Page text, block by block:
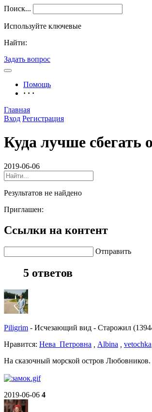
Поиск...
Используйте ключевые
Найти:
Задать вопрос
Помощь
· · ·
Главная
Вход Регистрация
Куда лучше сбегать
2019-06-06
Результатов не найдено
Приглашен:
Ссылки на контент
Отправить
5 ответов
Piligrim - Исчезающий вид - Старожил
Нравитcя: Нева_Петровна Albina vetochka
На сказочный морской остров Любовников.
2019-06-06 4